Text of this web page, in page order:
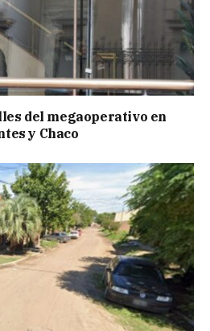
del megaoperativo en
y Chaco